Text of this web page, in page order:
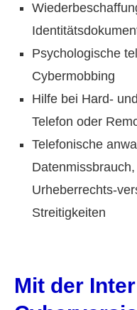
Psychologische
Cybermobbing
Hilfe bei Hard-
Telefon oder
Telefonische
Urheberrechts-
Streitigkeiten
Mit der Inter